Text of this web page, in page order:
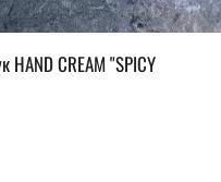
CREAM "SPICY